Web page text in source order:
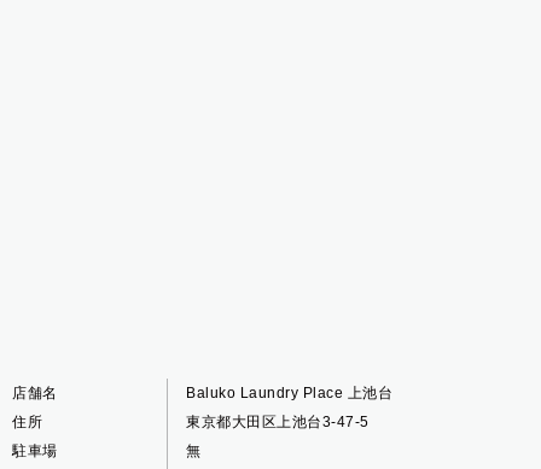
店舗名
Baluko Laundry Place 上池台
住所
東京都大田区上池台3-47-5
駐車場
無